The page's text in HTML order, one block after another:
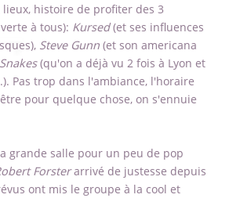
histoire de profiter des 3
à tous): Kursed(et ses influences
Steve Gunn (et son americana
(qu'on a déjà vu 2 fois à Lyon et
Pas trop dans l'ambiance, l'horaire
pour quelque chose, on s'ennuie
grande salle pour un peu de pop
Forsterarrivé de justesse depuis
ont mis le groupe à la cool et